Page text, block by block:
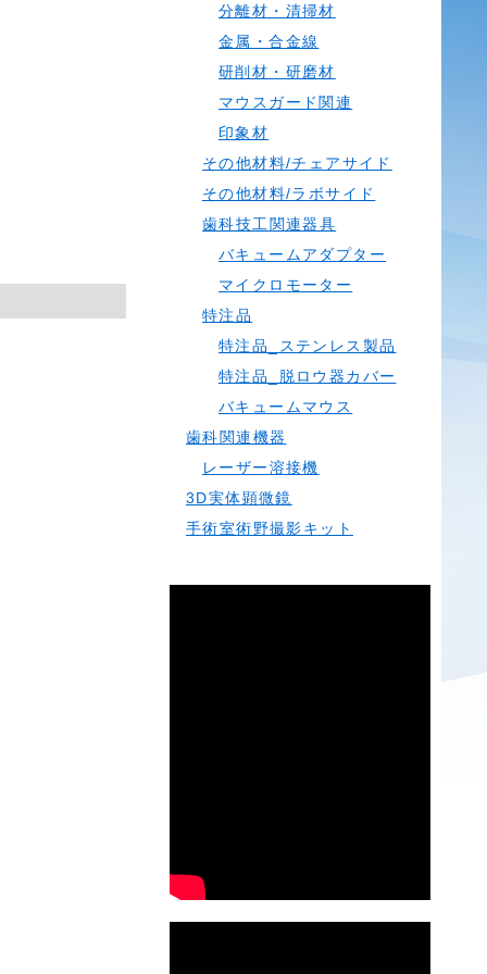
分離材・清掃材
金属・合金線
研削材・研磨材
マウスガード関連
印象材
その他材料/チェアサイド
その他材料/ラボサイド
歯科技工関連器具
バキュームアダプター
マイクロモーター
特注品
特注品_ステンレス製品
特注品_脱ロウ器カバー
バキュームマウス
歯科関連機器
レーザー溶接機
3D実体顕微鏡
手術室術野撮影キット